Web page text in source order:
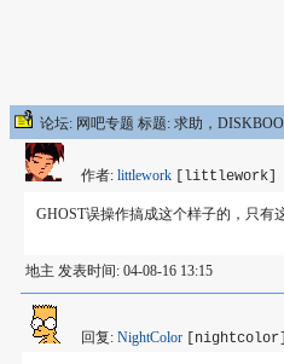
论坛: 网吧专题 标题: 求助，
作者: littlework [littlework]
GHOST误操作搞成这个样子的，只有
地主 发表时间: 04-08-16 13:15
回复: NightColor [nightcolor]